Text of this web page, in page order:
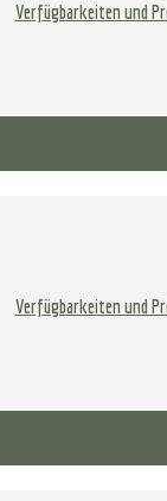
Verfügbarkeiten und
Verfügbarkeiten und